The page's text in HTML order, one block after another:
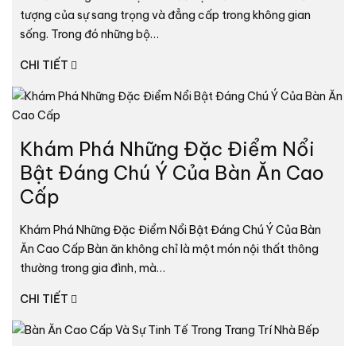
tượng của sự sang trọng và đẳng cấp trong không gian
sống. Trong đó những bộ…
CHI TIẾT
Khám Phá Những Đặc Điểm Nổi
Bật Đáng Chú Ý Của Bàn Ăn Cao
Cấp
Khám Phá Những Đặc Điểm Nổi Bật Đáng Chú Ý Của Bàn
Ăn Cao Cấp Bàn ăn không chỉ là một món nội thất thông
thường trong gia đình, mà…
CHI TIẾT